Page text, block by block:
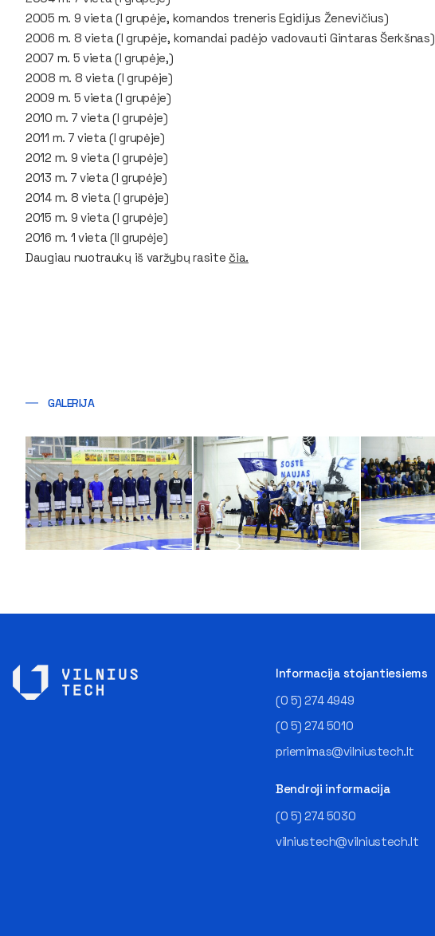
2005 m. 9 vieta (I grupėje, komandos treneris Egidijus Ženevičius)
2006 m. 8 vieta (I grupėje, komandai padėjo vadovauti Gintaras Šerkšnas)
2007 m. 5 vieta (I grupėje,)
2008 m. 8 vieta (I grupėje)
2009 m. 5 vieta (I grupėje)
2010 m. 7 vieta (I grupėje)
2011 m. 7 vieta (I grupėje)
2012 m. 9 vieta (I grupėje)
2013 m. 7 vieta (I grupėje)
2014 m. 8 vieta (I grupėje)
2015 m. 9 vieta (I grupėje)
2016 m. 1 vieta (II grupėje)
Daugiau nuotraukų iš varžybų rasite čia.
GALERIJA
Informacija stojantiesiems
(0 5) 274 4949
(0 5) 274 5010
priemimas@vilniustech.lt
Bendroji informacija
(0 5) 274 5030
vilniustech@vilniustech.lt